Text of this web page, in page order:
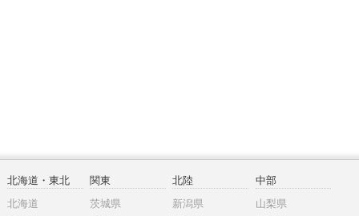
北海道・東北
北海道
関東
茨城県
北陸
新潟県
中部
山梨県